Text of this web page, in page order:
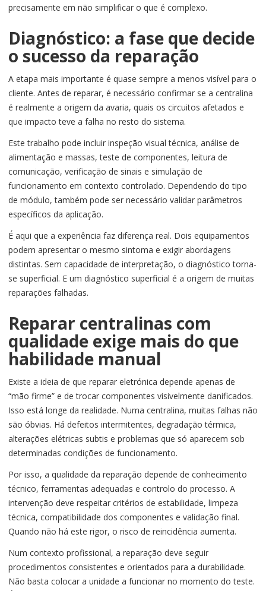
precisamente em não simplificar o que é complexo.
Diagnóstico: a fase que decide
o sucesso da reparação
A etapa mais importante é quase sempre a menos visível para o
cliente. Antes de reparar, é necessário confirmar se a centralina
é realmente a origem da avaria, quais os circuitos afetados e
que impacto teve a falha no resto do sistema.
Este trabalho pode incluir inspeção visual técnica, análise de
alimentação e massas, teste de componentes, leitura de
comunicação, verificação de sinais e simulação de
funcionamento em contexto controlado. Dependendo do tipo
de módulo, também pode ser necessário validar parâmetros
específicos da aplicação.
É aqui que a experiência faz diferença real. Dois equipamentos
podem apresentar o mesmo sintoma e exigir abordagens
distintas. Sem capacidade de interpretação, o diagnóstico torna-
se superficial. E um diagnóstico superficial é a origem de muitas
reparações falhadas.
Reparar centralinas com
qualidade exige mais do que
habilidade manual
Existe a ideia de que reparar eletrónica depende apenas de
“mão firme” e de trocar componentes visivelmente danificados.
Isso está longe da realidade. Numa centralina, muitas falhas não
são óbvias. Há defeitos intermitentes, degradação térmica,
alterações elétricas subtis e problemas que só aparecem sob
determinadas condições de funcionamento.
Por isso, a qualidade da reparação depende de conhecimento
técnico, ferramentas adequadas e controlo do processo. A
intervenção deve respeitar critérios de estabilidade, limpeza
técnica, compatibilidade dos componentes e validação final.
Quando não há este rigor, o risco de reincidência aumenta.
Num contexto profissional, a reparação deve seguir
procedimentos consistentes e orientados para a durabilidade.
Não basta colocar a unidade a funcionar no momento do teste.